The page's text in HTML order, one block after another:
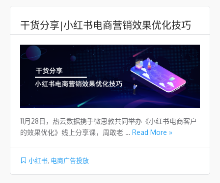
干货分享|小红书电商营销效果优化技巧
11月28日，热云数据携手微思敦共同举办《小红书电商客户
的效果优化》线上分享课，周敢老 … Read More »
小红书 电商广告投放